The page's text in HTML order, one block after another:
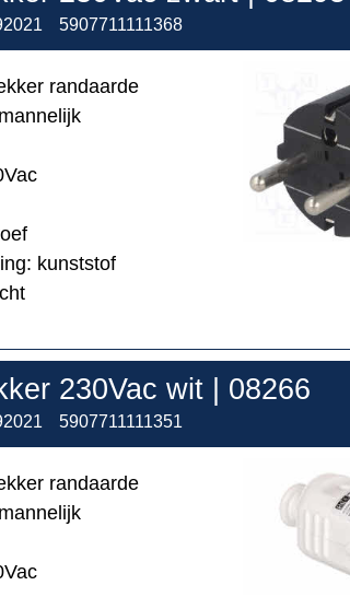
5907711111368
randaarde
kunststof
230Vac wit | 08266
5907711111351
randaarde